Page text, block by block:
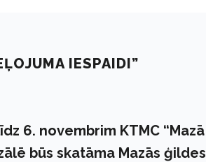
IESPAIDI”
6. novembrim KTMC “Mazā
būs skatāma Mazās ģildes